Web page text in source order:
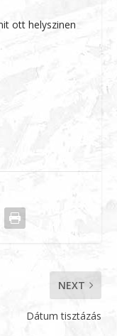
ott helyszinen
NEXT
Dátum tisztázás